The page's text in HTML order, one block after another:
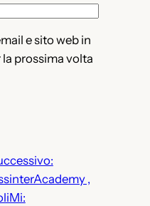
e sito web in
prossima volta
,